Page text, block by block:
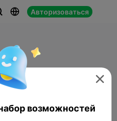
 Авторизоваться

возможностей